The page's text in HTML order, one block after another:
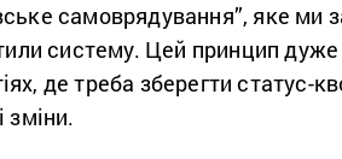
самоврядування”, яке ми
систему. Цей принцип
де треба зберегти статус-
зміни.